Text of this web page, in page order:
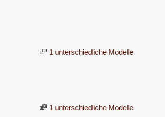
1 unterschiedliche Modelle
1 unterschiedliche Modelle